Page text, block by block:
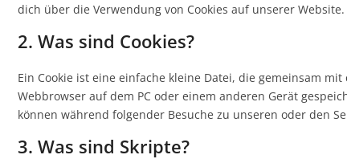
dich über die Verwendung von Cookies auf unserer Website.
2. Was sind Cookies?
Ein Cookie ist eine einfache kleine Datei, die gemeinsam
Webbrowser auf dem PC oder einem anderen Gerät
können während folgender Besuche zu unseren oder den
3. Was sind Skripte?